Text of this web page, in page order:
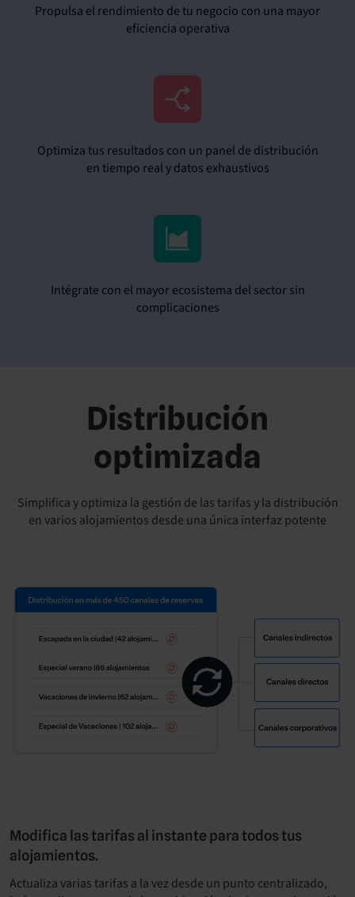
Propulsa el rendimiento de tu negocio con una mayor
eficiencia operativa
Optimiza tus resultados con un panel de distribución
en tiempo real y datos exhaustivos
Intégrate con el mayor ecosistema del sector sin
complicaciones
Distribución
optimizada
Simplifica y optimiza la gestión de las tarifas y la distribución
en varios alojamientos desde una única interfaz potente
Modifica las tarifas al instante para todos tus
alojamientos.
Actualiza varias tarifas a la vez desde un punto centralizado,